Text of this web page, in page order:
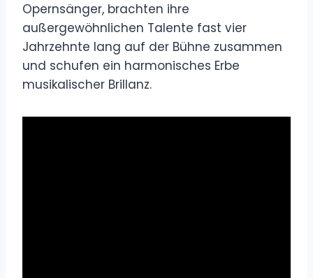
Opernsänger, brachten ihre
außergewöhnlichen Talente fast vier
Jahrzehnte lang auf der Bühne zusammen
und schufen ein harmonisches Erbe
musikalischer Brillanz.